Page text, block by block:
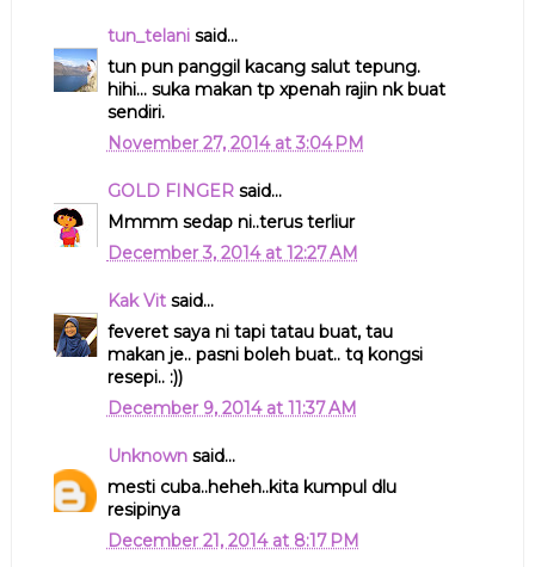
tun_telanisaid...
tun pun panggil kacang salut tepung.
hihi... suka makan tp xpenah rajin nk buat
sendiri.
November 27, 2014 at 3:04 PM
GOLD FINGERsaid...
Mmmm sedap ni..terus terliur
December 3, 2014 at 12:27 AM
Kak Vitsaid...
feveret saya ni tapi tatau buat, tau
makan je.. pasni boleh buat.. tq kongsi
resepi.. :))
December 9, 2014 at 11:37 AM
Unknownsaid...
mesti cuba..heheh..kita kumpul dlu
resipinya
December 21, 2014 at 8:17 PM